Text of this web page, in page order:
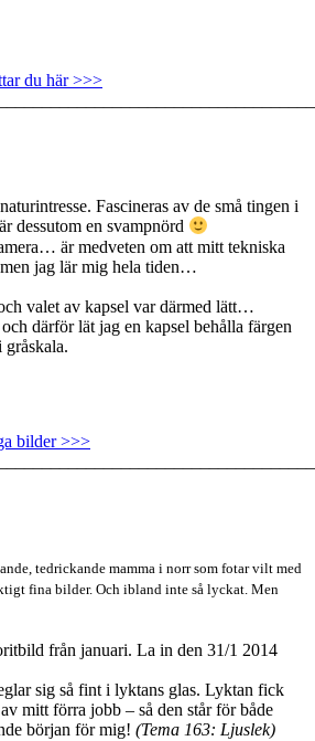
du här >>>
Fascineras av de små tingen i
dessutom en svampnörd
är medveten om att mitt tekniska
jag lär mig hela tiden…
valet av kapsel var därmed lätt…
därför lät jag en kapsel behålla färgen
bilder >>>
tedrickande mamma i norr som fotar vilt med
fina bilder. Och ibland inte så lyckat. Men
från januari. La in den 31/1 2014
sig så fint i lyktans glas. Lyktan fick
mitt förra jobb – så den står för både
början för mig! (Tema 163: Ljuslek)